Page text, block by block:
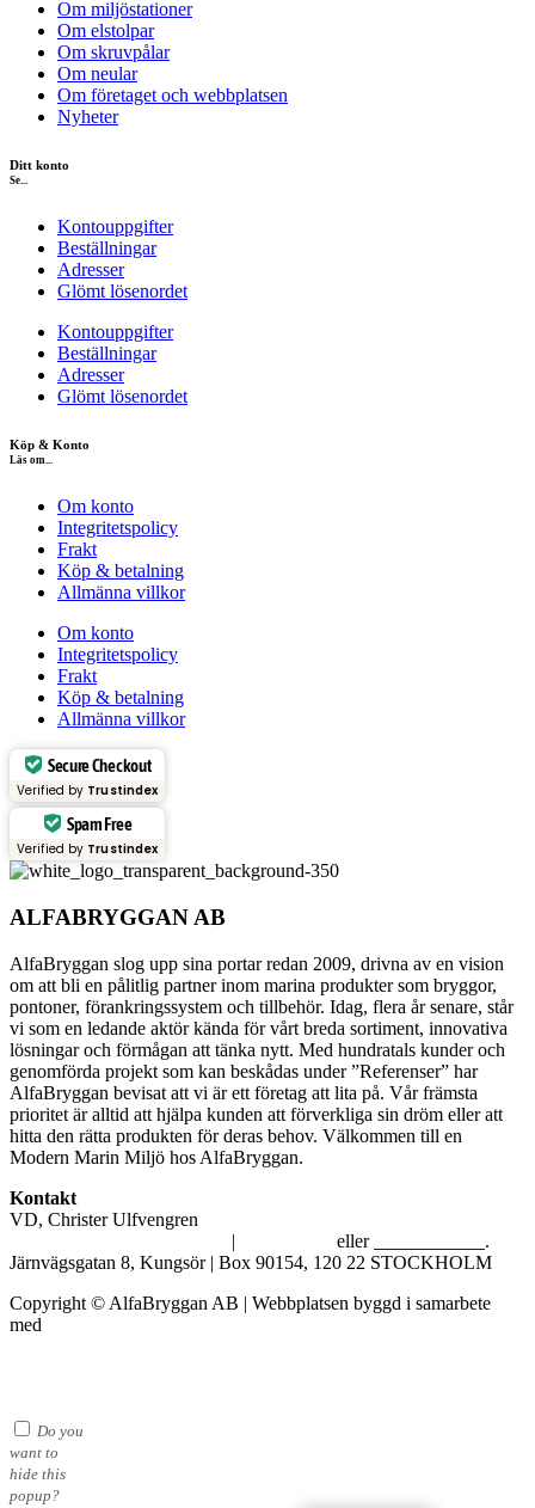
Om miljöstationer
Om elstolpar
Om skruvpålar
Om neular
Om företaget och webbplatsen
Nyheter
Ditt konto
Se...
Kontouppgifter
Beställningar
Adresser
Glömt lösenordet
Kontouppgifter
Beställningar
Adresser
Glömt lösenordet
Köp & Konto
Läs om...
Om konto
Integritetspolicy
Frakt
Köp & betalning
Allmänna villkor
Om konto
Integritetspolicy
Frakt
Köp & betalning
Allmänna villkor
Secure Checkout
Verified by Trustindex
Spam Free
Verified by Trustindex
ALFABRYGGAN AB
AlfaBryggan slog upp sina portar redan 2009, drivna av en vision
om att bli en pålitlig partner inom marina produkter som bryggor,
pontoner, förankringssystem och tillbehör. Idag, flera år senare, står
vi som en ledande aktör kända för vårt breda sortiment, innovativa
lösningar och förmågan att tänka nytt. Med hundratals kunder och
genomförda projekt som kan beskådas under ”Referenser” har
AlfaBryggan bevisat att vi är ett företag att lita på. Vår främsta
prioritet är alltid att hjälpa kunden att förverkliga sin dröm eller att
hitta den rätta produkten för deras behov. Välkommen till en
Modern Marin Miljö hos AlfaBryggan.
Kontakt
VD, Christer Ulfvengren
| eller
.
Järnvägsgatan 8, Kungsör | Box 90154, 120 22 STOCKHOLM
Copyright © AlfaBryggan AB | Webbplatsen byggd i samarbete
med
Do you
want to
hide this
popup?